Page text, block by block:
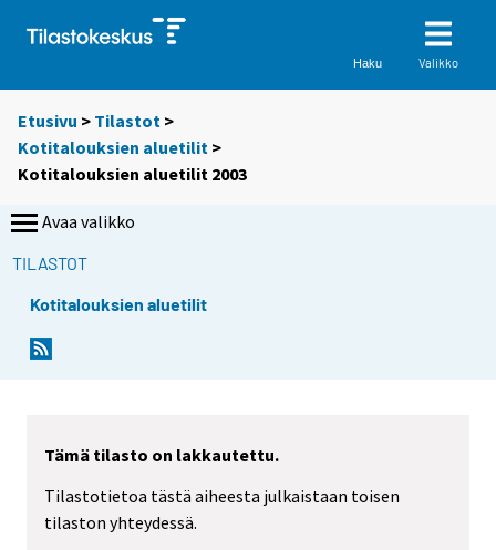
Haku Valikko
Etusivu > Tilastot >
Kotitalouksien aluetilit >
Kotitalouksien aluetilit 2003
Avaa valikko
TILASTOT
Kotitalouksien aluetilit
Tämä tilasto on lakkautettu.
Tilastotietoa tästä aiheesta julkaistaan toisen
tilaston yhteydessä.